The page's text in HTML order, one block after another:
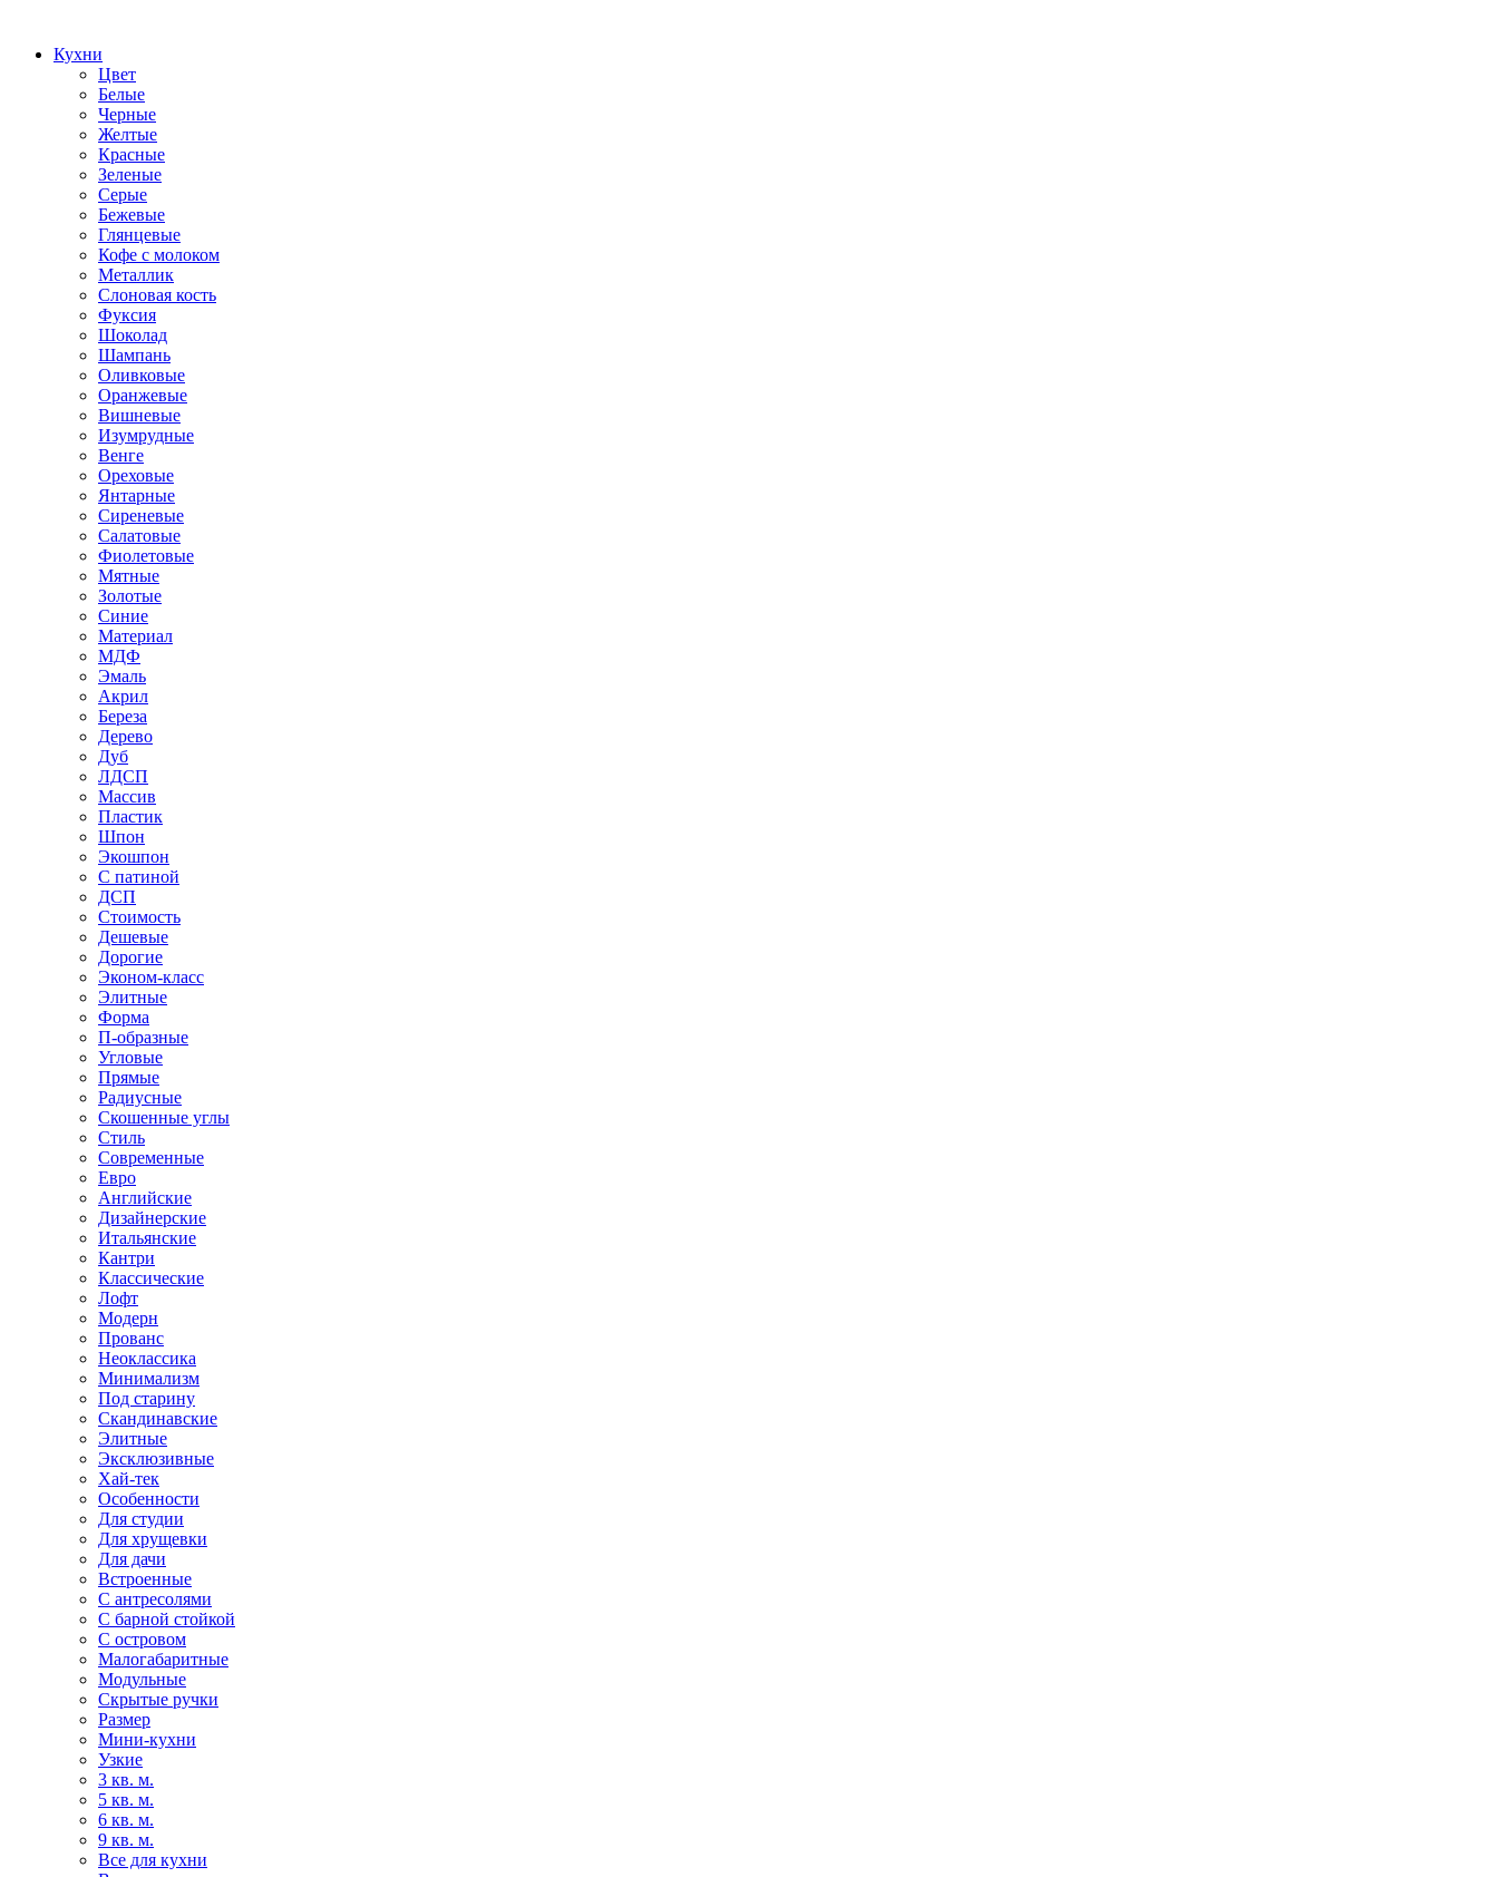
Кухни
Цвет
Белые
Черные
Желтые
Красные
Зеленые
Серые
Бежевые
Глянцевые
Кофе с молоком
Металлик
Слоновая кость
Фуксия
Шоколад
Шампань
Оливковые
Оранжевые
Вишневые
Изумрудные
Венге
Ореховые
Янтарные
Сиреневые
Салатовые
Фиолетовые
Мятные
Золотые
Синие
Материал
МДФ
Эмаль
Акрил
Береза
Дерево
Дуб
ЛДСП
Массив
Пластик
Шпон
Экошпон
С патиной
ДСП
Стоимость
Дешевые
Дорогие
Эконом-класс
Элитные
Форма
П-образные
Угловые
Прямые
Радиусные
Скошенные углы
Стиль
Современные
Евро
Английские
Дизайнерские
Итальянские
Кантри
Классические
Лофт
Модерн
Прованс
Неоклассика
Минимализм
Под старину
Скандинавские
Элитные
Эксклюзивные
Хай-тек
Особенности
Для студии
Для хрущевки
Для дачи
Встроенные
С антресолями
С барной стойкой
С островом
Малогабаритные
Модульные
Скрытые ручки
Размер
Мини-кухни
Узкие
3 кв. м.
5 кв. м.
6 кв. м.
9 кв. м.
Все для кухни